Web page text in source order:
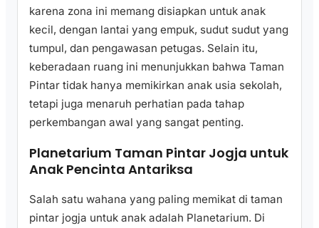
karena zona ini memang disiapkan untuk anak
kecil, dengan lantai yang empuk, sudut sudut yang
tumpul, dan pengawasan petugas. Selain itu,
keberadaan ruang ini menunjukkan bahwa Taman
Pintar tidak hanya memikirkan anak usia sekolah,
tetapi juga menaruh perhatian pada tahap
perkembangan awal yang sangat penting.
Planetarium Taman Pintar Jogja untuk
Anak Pencinta Antariksa
Salah satu wahana yang paling memikat di taman
pintar jogja untuk anak adalah Planetarium. Di